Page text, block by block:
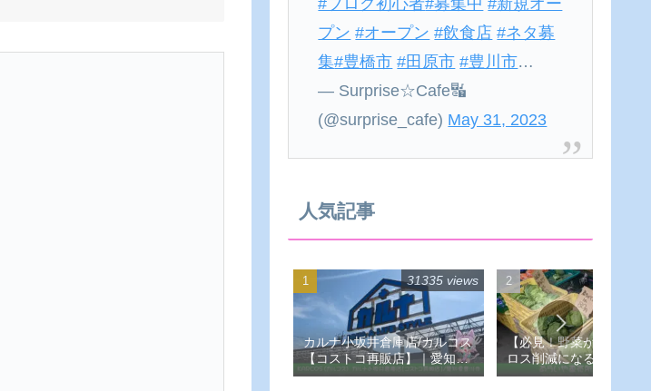
#ブログ初心者#募集中 #新規オー
プン #オープン #飲食店 #ネタ募
集#豊橋市 #田原市 #豊川市…
— Surprise☆Cafe🔣
(@surprise_cafe) May 31, 2023
人気記事
カルナ小坂井倉庫店/カルコス
【コストコ再販店】｜愛知県-
豊川市
31335 views
【必見！野菜が安い！フ
ロス削減になる！あらい
売所】愛知県-豊橋市